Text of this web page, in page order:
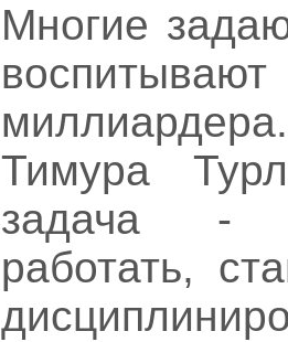
Многие
Тимура
задача -
работать,